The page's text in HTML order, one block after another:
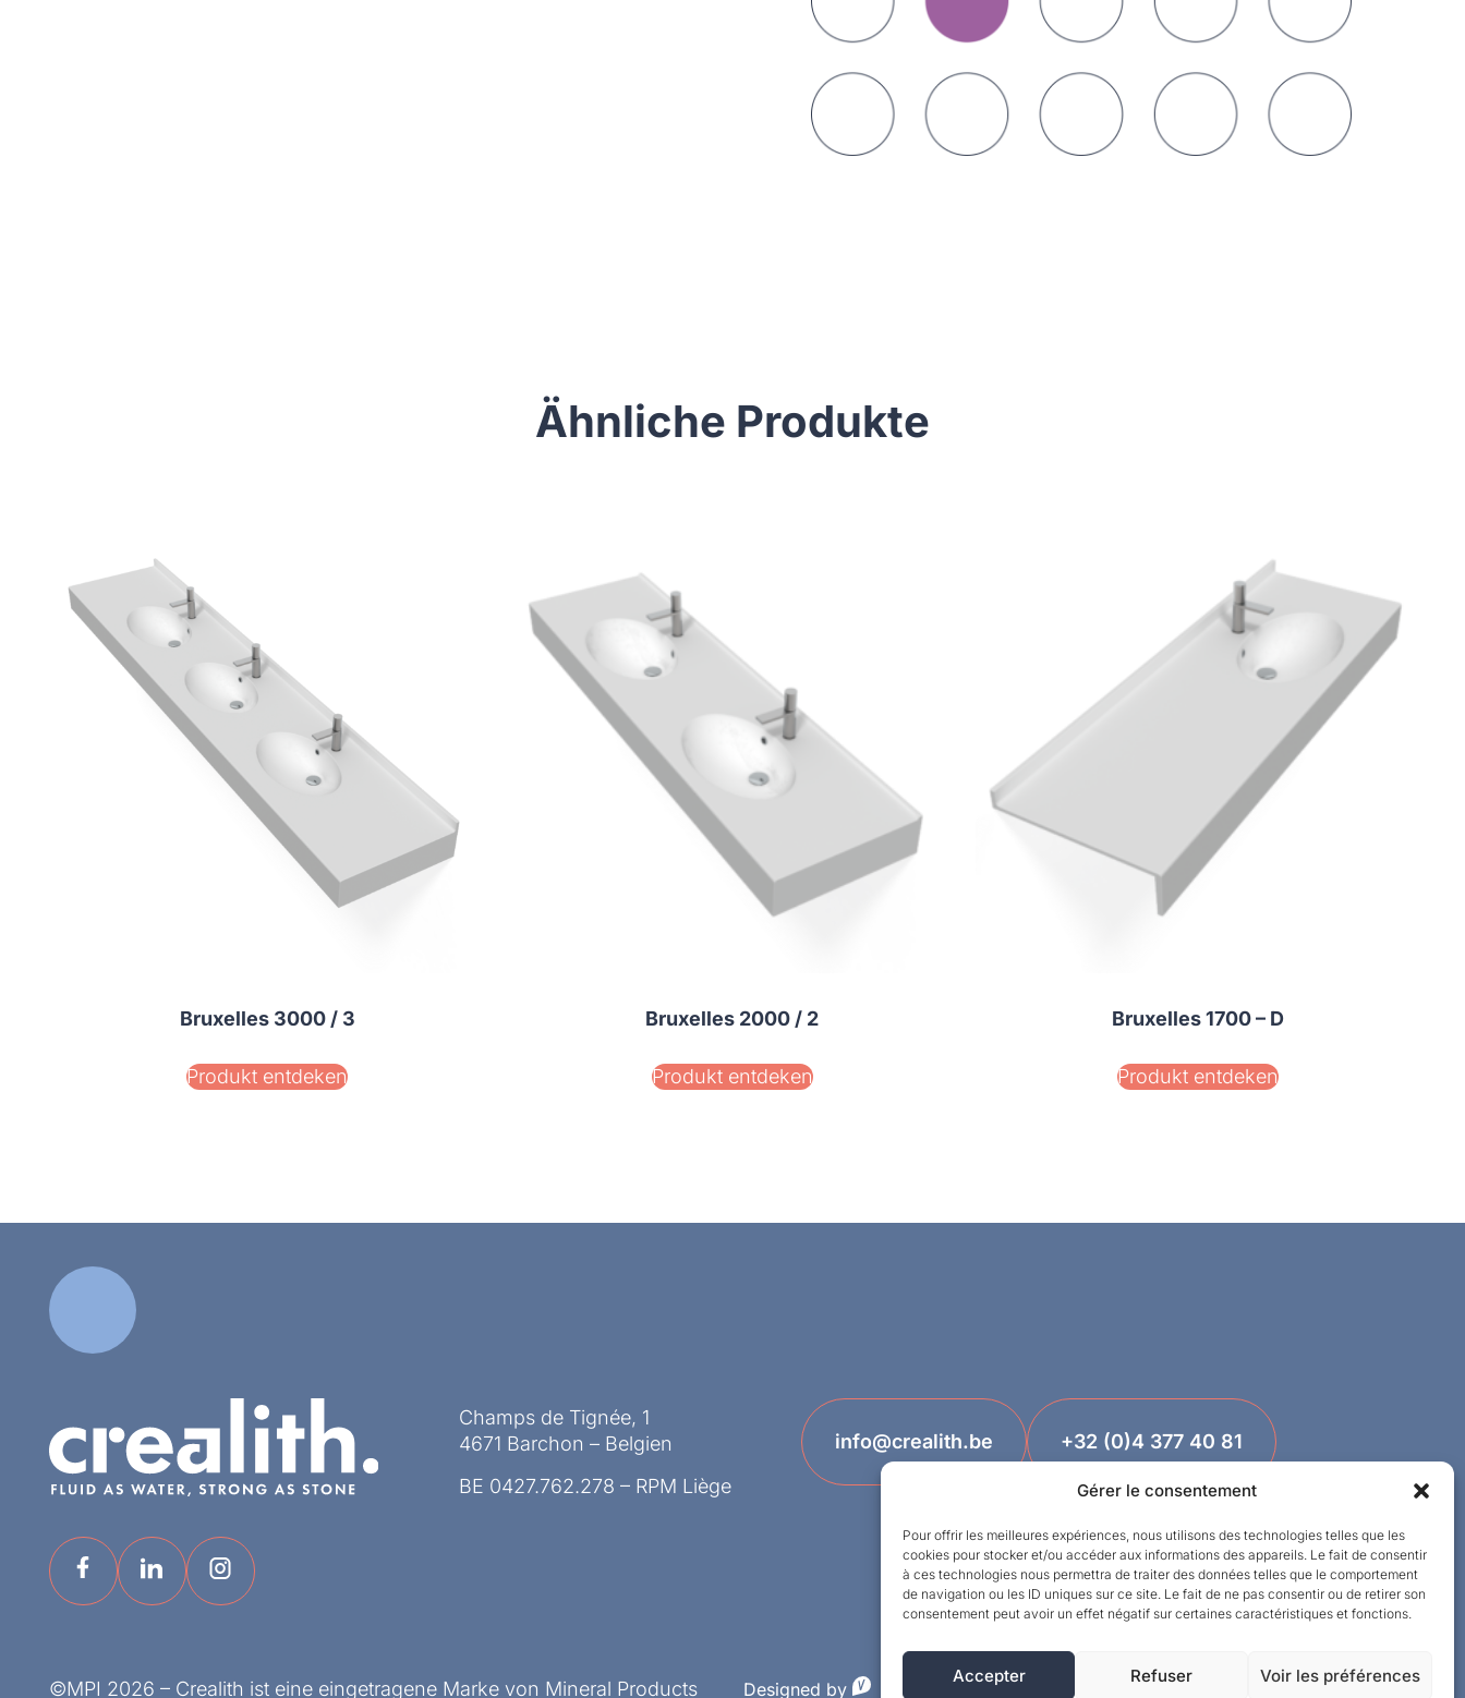
Gérer le consentement
Pour offrir les meilleures expériences, nous utilisons des technologies telles que les
cookies pour stocker et/ou accéder aux informations des appareils. Le fait de consentir
à ces technologies nous permettra de traiter des données telles que le comportement
de navigation ou les ID uniques sur ce site. Le fait de ne pas consentir ou de retirer son
consentement peut avoir un effet négatif sur certaines caractéristiques et fonctions.
Accepter Refuser Voir les préférences
Ähnliche Produkte
Bruxelles 3000 / 3
Produkt entdeken
Bruxelles 2000 / 2
Produkt entdeken
Bruxelles 1700 – D
Produkt entdeken
Champs de Tignée, 1
4671 Barchon – Belgien
BE 0427.762.278 – RPM Liège
info@crealith.be +32 (0)4 377 40 81
©MPI 2026 – Crealith ist eine eingetragene Marke von Mineral Products Designed by